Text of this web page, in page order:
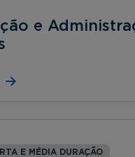
e
E MÉDIA DURAÇÃO